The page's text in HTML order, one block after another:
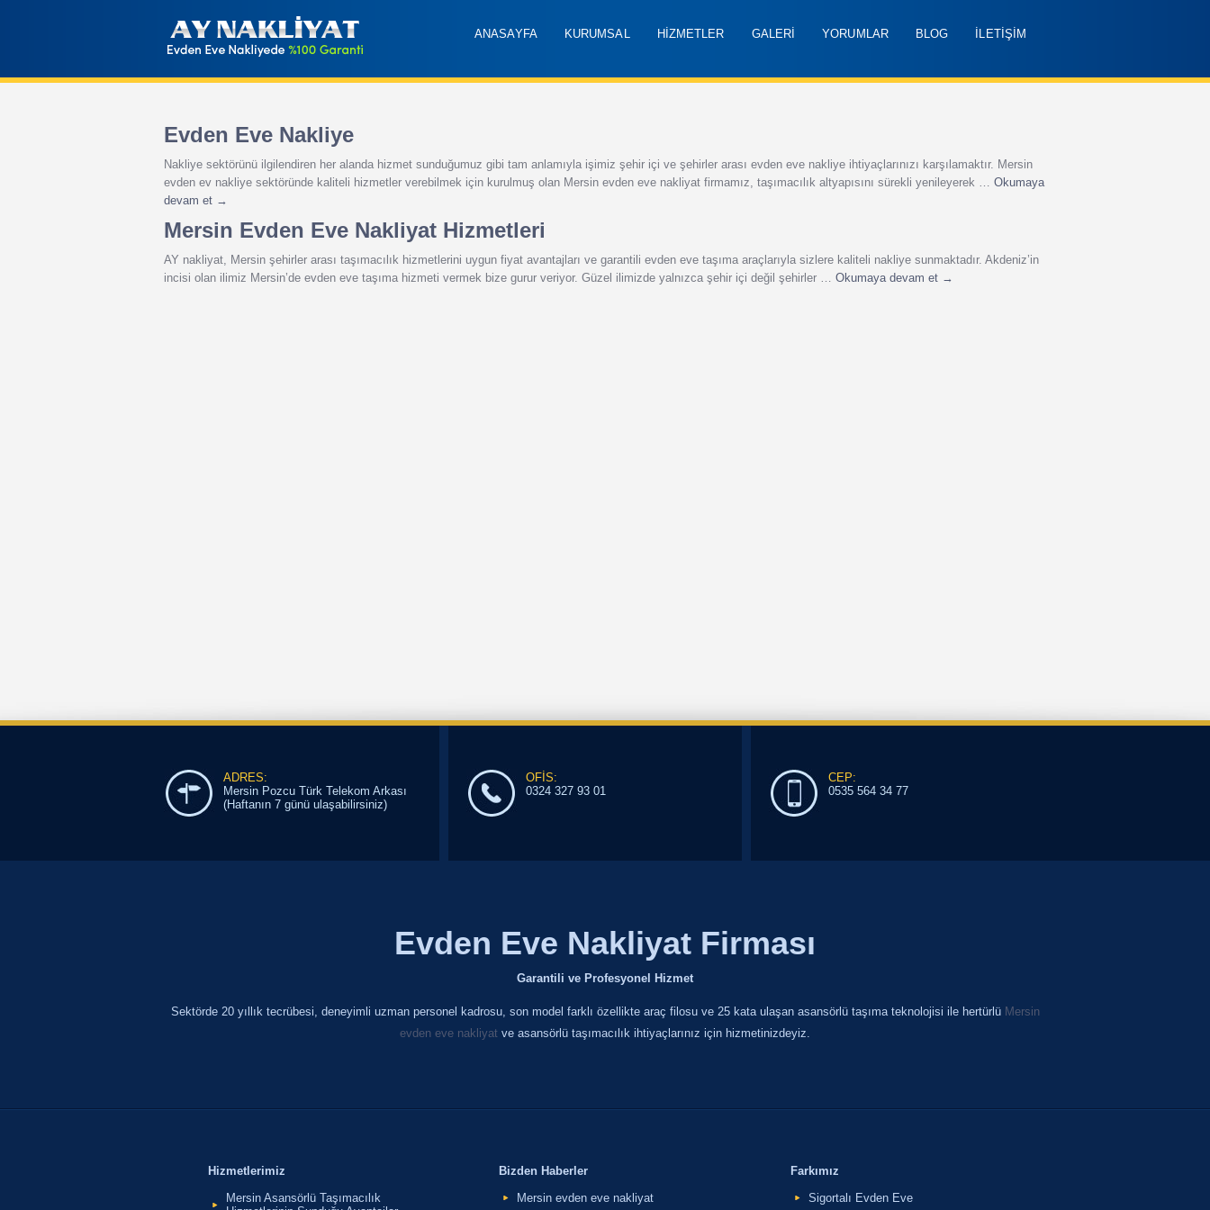
ANASAYFA KURUMSAL HİZMETLER GALERİ YORUMLAR BLOG İLETİŞİM
Evden Eve Nakliye
Nakliye sektörünü ilgilendiren her alanda hizmet sunduğumuz gibi tam anlamıyla işimiz şehir içi ve şehirler arası evden eve nakliye ihtiyaçlarınızı karşılamaktır. Mersin
evden ev nakliye sektöründe kaliteli hizmetler verebilmek için kurulmuş olan Mersin evden eve nakliyat firmamız, taşımacılık altyapısını sürekli yenileyerek … Okumaya
devam et →
Mersin Evden Eve Nakliyat Hizmetleri
AY nakliyat, Mersin şehirler arası taşımacılık hizmetlerini uygun fiyat avantajları ve garantili evden eve taşıma araçlarıyla sizlere kaliteli nakliye sunmaktadır. Akdeniz’in
incisi olan ilimiz Mersin’de evden eve taşıma hizmeti vermek bize gurur veriyor. Güzel ilimizde yalnızca şehir içi değil şehirler … Okumaya devam et →
ADRES:
Mersin Pozcu Türk Telekom Arkası
(Haftanın 7 günü ulaşabilirsiniz)
OFİS:
0324 327 93 01
CEP:
0535 564 34 77
Evden Eve Nakliyat Firması
Garantili ve Profesyonel Hizmet
Sektörde 20 yıllık tecrübesi, deneyimli uzman personel kadrosu, son model farklı özellikte araç filosu ve 25 kata ulaşan asansörlü taşıma teknolojisi ile hertürlü Mersin
evden eve nakliyat ve asansörlü taşımacılık ihtiyaçlarınız için hizmetinizdeyiz.
Hizmetlerimiz
Mersin Asansörlü Taşımacılık
Bizden Haberler
Mersin evden eve nakliyat
Farkımız
Sigortalı Evden Eve